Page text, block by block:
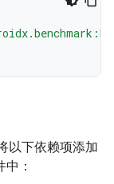
以下依赖项添加
中：